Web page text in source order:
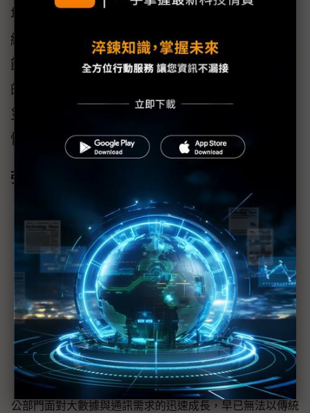
場景，在地算力可提供更穩定的支援。此外，
結合工廠端與 Edge設備的資料來源，可即時回
饋至ML模型進行推論與訓練，大幅提升AI應用
的即時性與準確性，關鍵資料也可在地備援、
災難發生時迅速復原，強化整體營運效率、彈
性與穩定性。
強化國家關鍵基礎設施的效率與韌性
公部門面對大數據與通訊需求的迅速成長，早已無法以傳統